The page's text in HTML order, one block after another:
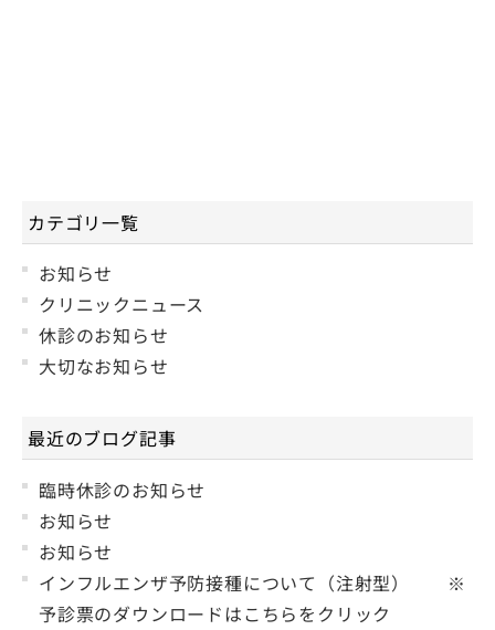
カテゴリ一覧
お知らせ
クリニックニュース
休診のお知らせ
大切なお知らせ
最近のブログ記事
臨時休診のお知らせ
お知らせ
お知らせ
インフルエンザ予防接種について（注射型） ※
予診票のダウンロードはこちらをクリック